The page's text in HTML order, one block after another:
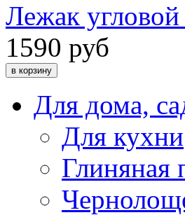
Лежак
1590 руб
Для дома,
Для кухни
Глиняная